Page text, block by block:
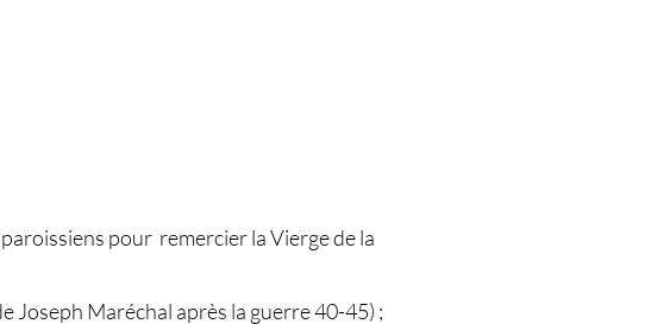
pour remercier la Vierge de la
Joseph Maréchal après la guerre 40-45) ;